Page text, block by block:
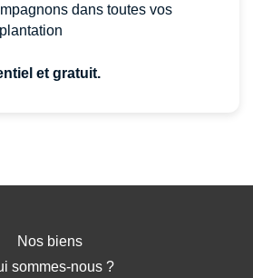
dans toutes vos
et gratuit.
Nos biens
sommes-nous ?